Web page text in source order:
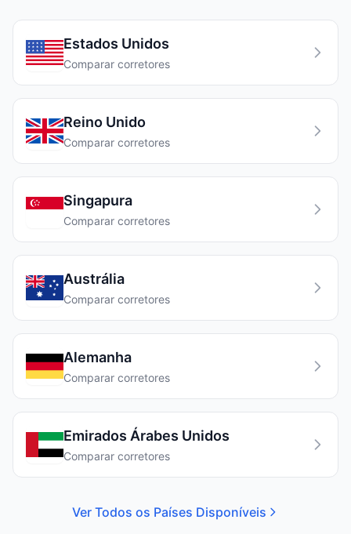
Estados Unidos
Comparar corretores
Reino Unido
Comparar corretores
Singapura
Comparar corretores
Austrália
Comparar corretores
Alemanha
Comparar corretores
Emirados Árabes Unidos
Comparar corretores
Ver Todos os Países Disponíveis